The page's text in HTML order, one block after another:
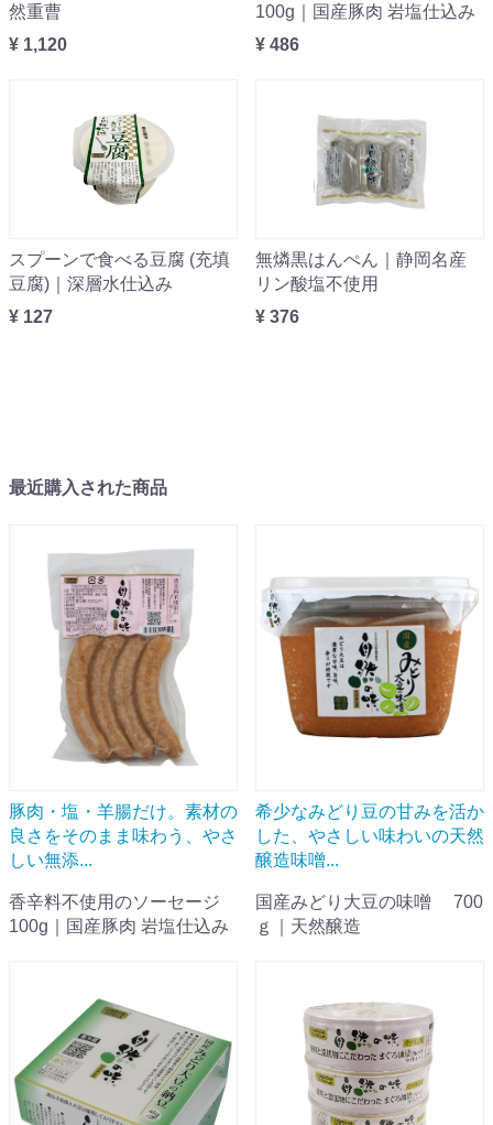
然重曹
¥ 1,120
100g｜国産豚肉 岩塩仕込み
¥ 486
スプーンで食べる豆腐 (充填
豆腐)｜深層水仕込み
¥ 127
無燐黒はんぺん｜静岡名産
リン酸塩不使用
¥ 376
最近購入された商品
豚肉・塩・羊腸だけ。素材の
良さをそのまま味わう、やさ
しい無添...
香辛料不使用のソーセージ
100g｜国産豚肉 岩塩仕込み
希少なみどり豆の甘みを活か
した、やさしい味わいの天然
醸造味噌...
国産みどり大豆の味噌 700
ｇ｜天然醸造